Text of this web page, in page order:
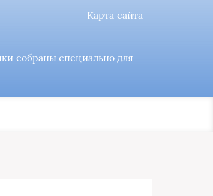
Карта сайта
собраны специально для